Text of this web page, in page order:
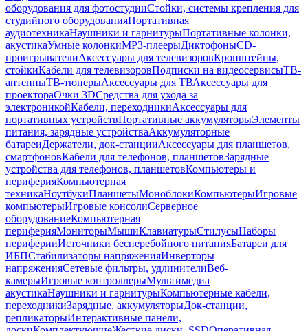
оборудования для фотостудииСтойки, системы крепления для
студийного оборудованияПортативная
аудиотехникаНаушники и гарнитурыПортативные колонки,
акустикаУмные колонкиMP3-плеерыДиктофоныCD-
проигрывателиАксессуары для телевизоровКронштейны,
стойкиКабели для телевизоровПодписки на видеосервисыТВ-
антенныТВ-тюнерыАксессуары для ТВАксессуары для
проектораОчки 3DСредства для ухода за
электроникойКабели, переходникиАксессуары для
портативных устройствПортативные аккумуляторыЭлементы
питания, зарядные устройстваАккумуляторные
батареиДержатели, док-станцииАксессуары для планшетов,
смартфоновКабели для телефонов, планшетовЗарядные
устройства для телефонов, планшетовКомпьютеры и
периферияКомпьютерная
техникаНоутбукиПланшетыМоноблокиКомпьютерыИгровые
компьютерыИгровые консолиСерверное
оборудованиеКомпьютерная
периферияМониторыМышиКлавиатурыСтилусыНаборы
периферииИсточники бесперебойного питанияБатареи для
ИБПСтабилизаторы напряженияИнверторы
напряженияСетевые фильтры, удлинителиВеб-
камерыИгровые контроллерыМультимедиа
акустикаНаушники и гарнитурыКомпьютерные кабели,
переходникиЗарядные, аккумуляторыДок-станции,
репликаторыИнтерактивные панели,